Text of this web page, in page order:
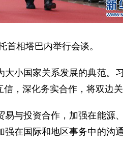
相塔巴内举行会谈。
国家关系发展的典范。
，深化务实合作，将双边关
投资合作，加强在能源
在国际和地区事务中的沟